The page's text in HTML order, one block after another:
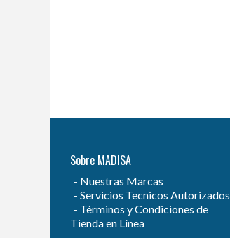
Sobre MADISA
Nuestras Marcas
Servicios Tecnicos Autorizados
Términos y Condiciones de
Tienda en Línea